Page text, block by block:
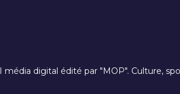
média digital édité par "MOP". Culture,